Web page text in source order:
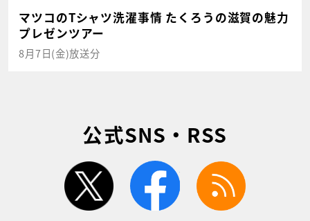
マツコのTシャツ洗濯事情 たくろうの滋賀の魅力
プレゼンツアー
8月7日(金)放送分
公式SNS・RSS
twitter facebook